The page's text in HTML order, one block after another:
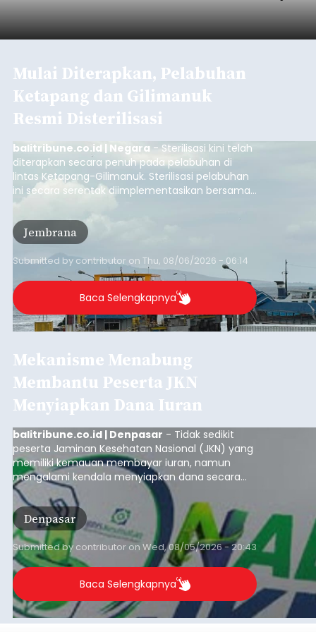
Mulai Diterapkan, Pelabuhan
Ketapang dan Gilimanuk
Resmi Disterilisasi
balitribune.co.id | Negara - Sterilisasi kini telah
diterapkan secara penuh pada pelabuhan di
lintas Ketapang-Gilimanuk. Sterilisasi pelabuhan
ini secara serentak diimplementasikan bersama
empat pelabuhan utama lainnya, yakni
Pelabuhan Merak, Bakauheni, Kayangan, dan
Lembar pada Rabu (5/8/2026).
Jembrana
Submitted by contributor on Thu, 08/06/2026 - 06:14
Baca Selengkapnya
Mekanisme Menabung
Membantu Peserta JKN
Menyiapkan Dana Iuran
balitribune.co.id | Denpasar - Tidak sedikit
peserta Jaminan Kesehatan Nasional (JKN) yang
memiliki kemauan membayar iuran, namun
mengalami kendala menyiapkan dana secara
penuh saat jatuh tempo pembayaran iuran.
Kondisi ini terutama dialami oleh peserta
segmen Pekerja Bukan Penerima Upah (PBPU)
yang memiliki penghasilan tidak tetap.
Denpasar
Submitted by contributor on Wed, 08/05/2026 - 20:43
Baca Selengkapnya